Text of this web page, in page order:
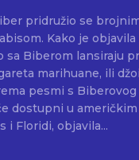
pridružio se
Premium iz
sa Biberom lansiraju
marihuane, ili
pesmi s
dostupni u
i Floridi, objavila...